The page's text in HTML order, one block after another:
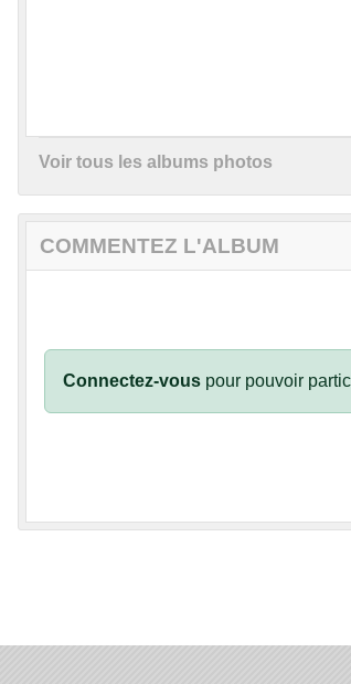
Voir tous les albums photos
COMMENTEZ L'ALBUM
Connectez-vous pour pouvoir